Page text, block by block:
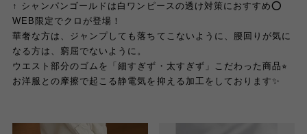
↑ シャンパンゴールドは白ワンピースの透け対策におすすめ⭕️
WEB限定でクロが登場！
華奢な方は、ジャンプしても落ちてこないように、腰回りが気に
なる方は、窮屈でないように。
ウエスト部分のゴムを「細すぎず・太すぎず」こだわった商品⭐︎
お洋服との摩擦で起こる静電気を抑える加工をしております✨